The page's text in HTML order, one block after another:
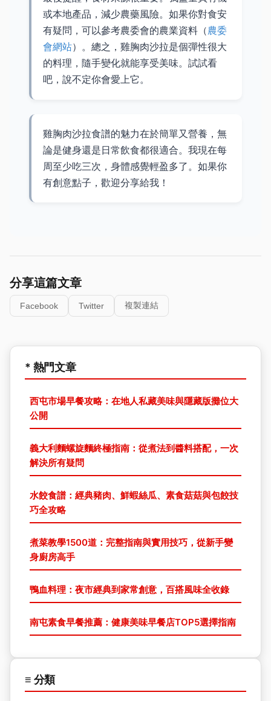
或本地產品，減少農藥風險。如果你對食安
有疑問，可以參考農委會的農業資料（農委
會網站）。總之，雞胸肉沙拉是個彈性很大
的料理，隨手變化就能享受美味。試試看
吧，說不定你會愛上它。
雞胸肉沙拉食譜的魅力在於簡單又營養，無
論是健身還是日常飲食都很適合。我現在每
周至少吃三次，身體感覺輕盈多了。如果你
有創意點子，歡迎分享給我！
分享這篇文章
Facebook Twitter 複製連結
* 熱門文章
西屯市場早餐攻略：在地人私藏美味與隱藏版攤位大
公開
義大利麵螺旋麵終極指南：從煮法到醬料搭配，一次
解決所有疑問
水餃食譜：經典豬肉、鮮蝦絲瓜、素食菇菇與包餃技
巧全攻略
煮菜教學1500道：完整指南與實用技巧，從新手變
身廚房高手
鴨血料理：夜市經典到家常創意，百搭風味全收錄
南屯素食早餐推薦：健康美味早餐店TOP5選擇指南
≡ 分類